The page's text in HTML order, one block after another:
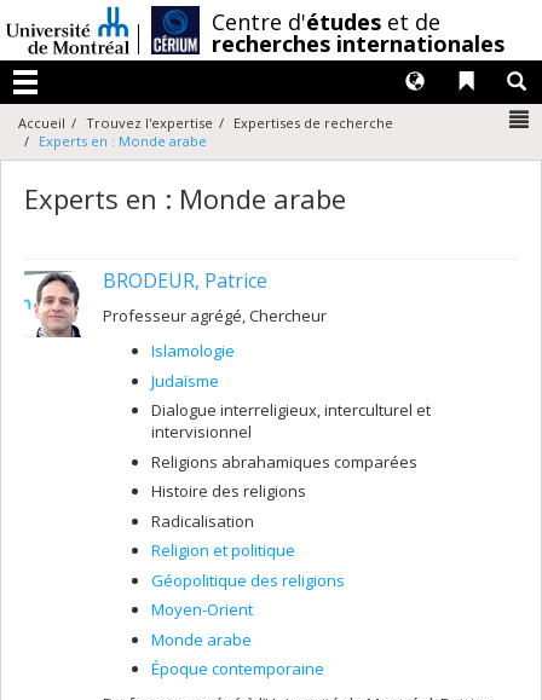
au
contenu
Centre d'études et de
recherches internationales
Menu
Liens
Langues
Accueil Trouvez l'expertise
Expertises de recherche
Experts en : Monde arabe
Experts en : Monde arabe
BRODEUR, Patrice
Professeur agrégé, Chercheur
Islamologie
Judaïsme
Dialogue interreligieux, interculturel et
intervisionnel
Religions abrahamiques comparées
Histoire des religions
Radicalisation
Religion et politique
Géopolitique des religions
Moyen-Orient
Monde arabe
Époque contemporaine